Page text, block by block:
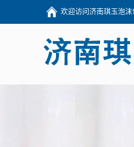
欢迎访问济南琪玉泡沫